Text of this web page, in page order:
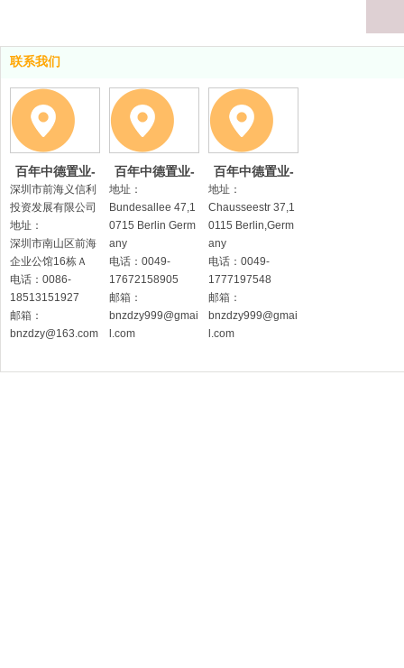
联系我们
百年中德置业-
中国总部（深
圳）
深圳市前海义信利
投资发展有限公司
地址：
深圳市南山区前海
企业公馆16栋Ａ
电话：0086-
18513151927
邮箱：
bnzdzy@163.com
百年中德置业-
会所（柏林）
地址：
Bundesallee 47,1
0715 Berlin Germ
any
电话：0049-
17672158905
邮箱：
bnzdzy999@gmai
l.com
百年中德置业-
德国分公司（柏
林）
地址：
Chausseestr 37,1
0115 Berlin,Germ
any
电话：0049-
1777197548
邮箱：
bnzdzy999@gmai
l.com